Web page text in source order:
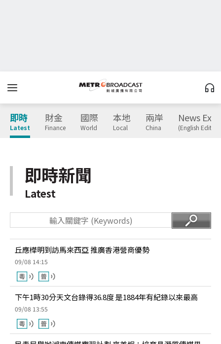
即時
Latest
財金
Finance
國際
World
本地
Local
兩岸
China
News
(English
即時新聞
Latest
丘應樺明到訪馬來西亞 推廣香港營商優勢
09/08 14:15
下午1時30分天文台錄得36.8度 是1884年有紀錄以來最高
09/08 13:55